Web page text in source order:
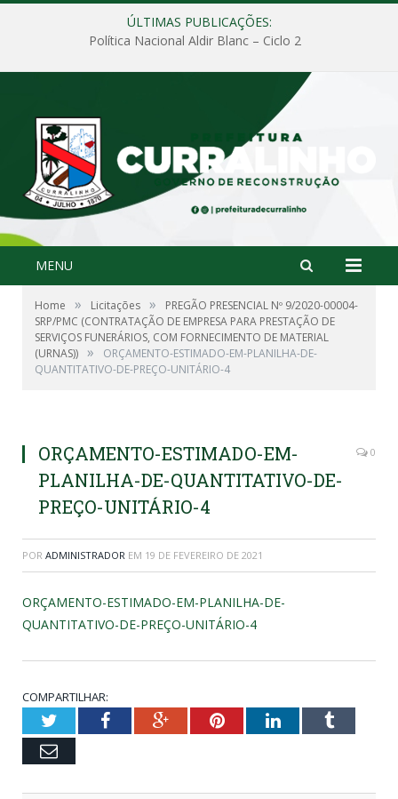
ÚLTIMAS PUBLICAÇÕES:
Política Nacional Aldir Blanc – Ciclo 2
MENU
Home » Licitações »
PREGÃO PRESENCIAL Nº 9/2020-00004-
SRP/PMC (CONTRATAÇÃO DE EMPRESA PARA PRESTAÇÃO DE
SERVIÇOS FUNERÁRIOS, COM FORNECIMENTO DE MATERIAL
(URNAS)) »
ORÇAMENTO-ESTIMADO-EM-PLANILHA-DE-
QUANTITATIVO-DE-PREÇO-UNITÁRIO-4
ORÇAMENTO-ESTIMADO-EM-
PLANILHA-DE-QUANTITATIVO-DE-
PREÇO-UNITÁRIO-4
0
POR ADMINISTRADOR EM 19 DE FEVEREIRO DE 2021
ORÇAMENTO-ESTIMADO-EM-PLANILHA-DE-
QUANTITATIVO-DE-PREÇO-UNITÁRIO-4
COMPARTILHAR:
TwitterFacebookGoogle+PinterestLinkedInTumblr
Email